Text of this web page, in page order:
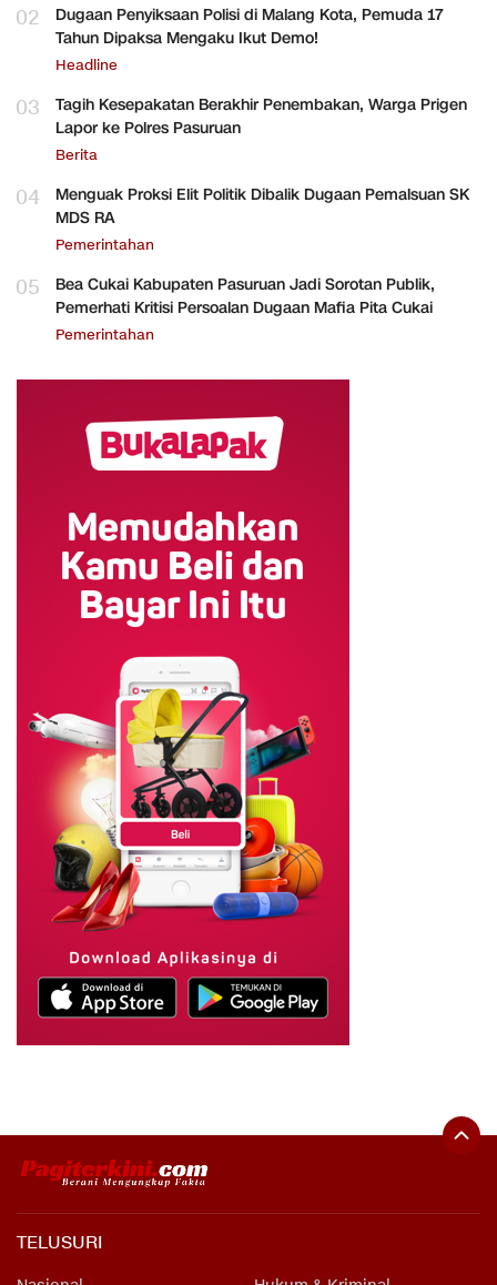
02
Dugaan Penyiksaan Polisi di Malang Kota, Pemuda 17
Tahun Dipaksa Mengaku Ikut Demo!
Headline
03
Tagih Kesepakatan Berakhir Penembakan, Warga Prigen
Lapor ke Polres Pasuruan
Berita
04
Menguak Proksi Elit Politik Dibalik Dugaan Pemalsuan SK
MDS RA
Pemerintahan
05
Bea Cukai Kabupaten Pasuruan Jadi Sorotan Publik,
Pemerhati Kritisi Persoalan Dugaan Mafia Pita Cukai
Pemerintahan
TELUSURI